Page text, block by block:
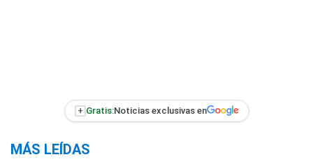
+ Gratis:Noticias exclusivas en
MÁS LEÍDAS